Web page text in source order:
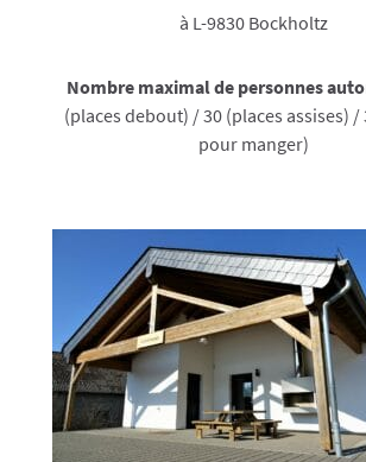
à L-9830 Bockholtz
Nombre maximal de personnes
(places debout) / 30 (places assises) /
pour manger)